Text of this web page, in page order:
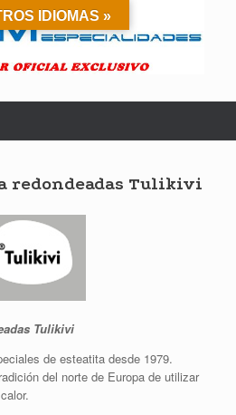
redondeadas Tulikivi
Tulikivi
de esteatita desde 1979.
del norte de Europa de utilizar
IDIOMAS »